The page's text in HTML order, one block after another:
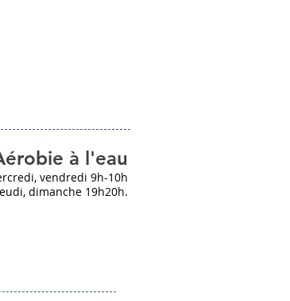
à l'eau
vendredi 9h-10h
dimanche 19h20h.